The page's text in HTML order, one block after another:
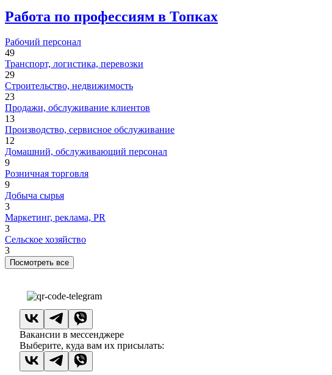
Работа по профессиям в Топках
Рабочий персонал
49
Транспорт, логистика, перевозки
29
Строительство, недвижимость
23
Продажи, обслуживание клиентов
13
Производство, сервисное обслуживание
12
Домашний, обслуживающий персонал
9
Розничная торговля
9
Добыча сырья
3
Маркетинг, реклама, PR
3
Сельское хозяйство
3
Посмотреть все
Вакансии в мессенджере
Выберите, куда вам их присылать: